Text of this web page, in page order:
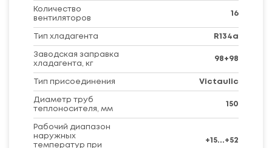
Количество
вентиляторов
16
Тип хладагента R134a
Заводская заправка
хладагента, кг
98+98
Тип присоединения Victaulic
Диаметр труб
теплоносителя, мм
150
Рабочий диапазон
наружных
температур при
+15...+52